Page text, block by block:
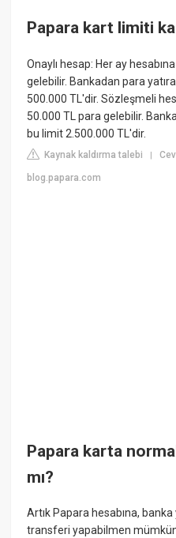
Papara kart limiti
Onaylı hesap: Her ay
gelebilir. Bankadan para
500.000 TL'dir. Sözleşmeli
50.000 TL para gelebilir.
bu limit 2.500.000 TL'dir.
Kaynak kaldırma talebi |
blog.papara.com
Papara karta
mı?
Artık Papara hesabına,
transferi yapabilmen